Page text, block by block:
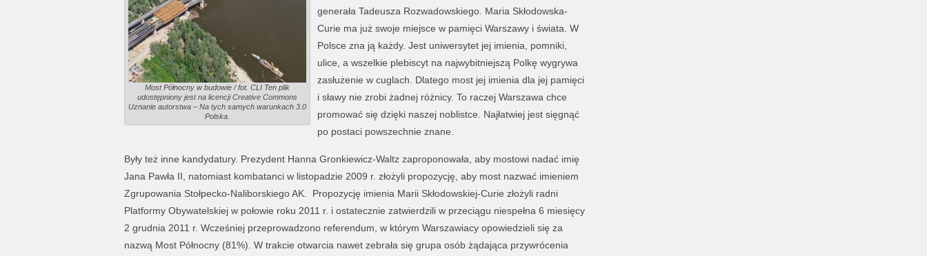
Most Północny w budowie / fot. CLI Ten plik
udostępniony jest na licencji Creative Commons
Uznanie autorstwa – Na tych samych warunkach 3.0
Polska.
generała Tadeusza Rozwadowskiego. Maria Skłodowska-
Curie ma już swoje miejsce w pamięci Warszawy i świata. W
Polsce zna ją każdy. Jest uniwersytet jej imienia, pomniki,
ulice, a wszelkie plebiscyt na najwybitniejszą Polkę wygrywa
zasłużenie w cuglach. Dlatego most jej imienia dla jej pamięci
i sławy nie zrobi żadnej różnicy. To raczej Warszawa chce
promować się dzięki naszej noblistce. Najłatwiej jest sięgnąć
po postaci powszechnie znane.
Były też inne kandydatury. Prezydent Hanna Gronkiewicz-Waltz zaproponowała, aby mostowi nadać imię
Jana Pawła II, natomiast kombatanci w listopadzie 2009 r. złożyli propozycję, aby most nazwać imieniem
Zgrupowania Stołpecko-Naliborskiego AK. Propozycję imienia Marii Skłodowskiej-Curie złożyli radni
Platformy Obywatelskiej w połowie roku 2011 r. i ostatecznie zatwierdzili w przeciągu niespełna 6 miesięcy
2 grudnia 2011 r. Wcześniej przeprowadzono referendum, w którym Warszawiacy opowiedzieli się za
nazwą Most Północny (81%). W trakcie otwarcia nawet zebrała się grupa osób żądająca przywrócenia